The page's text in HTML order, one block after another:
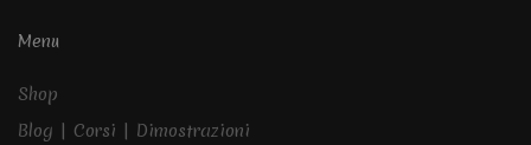
Menu
Shop
Blog | Corsi | Dimostrazioni